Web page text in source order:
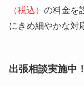
（税込） の料金を
にきめ細やかな対
出張相談実施中！